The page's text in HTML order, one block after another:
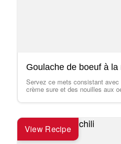
Goulache de boeuf à la
Servez ce mets consistant avec
crème sure et des nouilles aux
View Recipe